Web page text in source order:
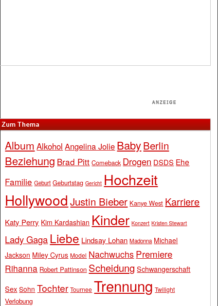
Zum Thema
Album Alkohol Angelina Jolie BabyBerlin
Beziehung Brad Pitt Comeback Drogen DSDS Ehe
Familie Geburt Geburtstag Gericht Hochzeit
Hollywood Justin Bieber Kanye West Karriere
Katy Perry Kim Kardashian Kinder Konzert Kristen Stewart
Lady Gaga Liebe Lindsay Lohan Madonna Michael
Jackson Miley Cyrus Model Nachwuchs Premiere
Rihanna Robert Pattinson Scheidung Schwangerschaft
Sex Sohn Tochter Tournee Trennung Twilight
Verlobung